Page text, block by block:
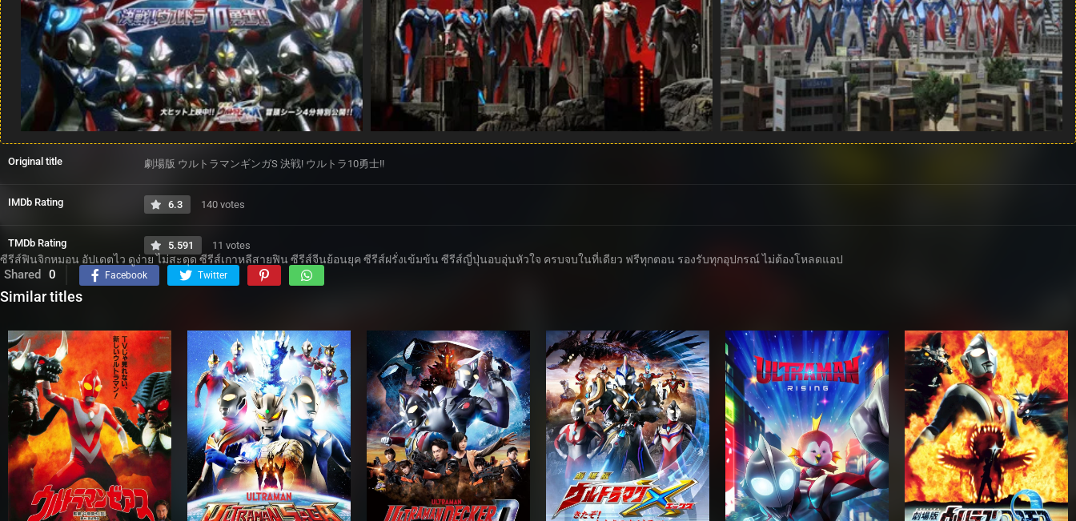
Original title 劇場版 ウルトラマンギンガS 決戦! ウルトラ10勇士!!
IMDb Rating 6.3 140 votes
TMDb Rating 5.591 11 votes
ซีรีส์ฟินจิกหมอน อัปเดตไว ดูง่าย ไม่สะดุด ซีรีส์เกาหลีสายฟิน ซีรีส์จีนย้อนยุค ซีรีส์ฝรั่งเข้มข้น ซีรีส์ญี่ปุ่นอบอุ่นหัวใจ ครบจบในที่เดียว ฟรีทุกตอน รองรับทุกอุปกรณ์ ไม่ต้องโหลดแอป
Shared 0 Facebook Twitter
Similar titles